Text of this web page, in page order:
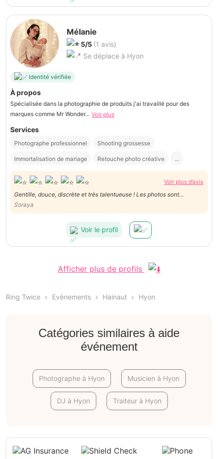
Mélanie
5/5 (1 avis)
Se déplace à Hyon
Identité vérifiée
À propos
Spécialisée dans la photographie de produits j'ai travaillé pour des
marques comme Mr Wonder... Voir plus
Services
Photographe professionnel Shooting grossesse
Immortalisation de mariage Retouche photo créative ...
Voir plus d’avis
Gentille, douce, discrète et très talentueuse ! Les photos sont
Soraya
Voir le profil
Afficher plus de profils
Ring Twice Evènements Hainaut Hyon
Catégories similaires à aide
événement
Photographe à Hyon Musicien à Hyon
DJ à Hyon Traiteur à Hyon